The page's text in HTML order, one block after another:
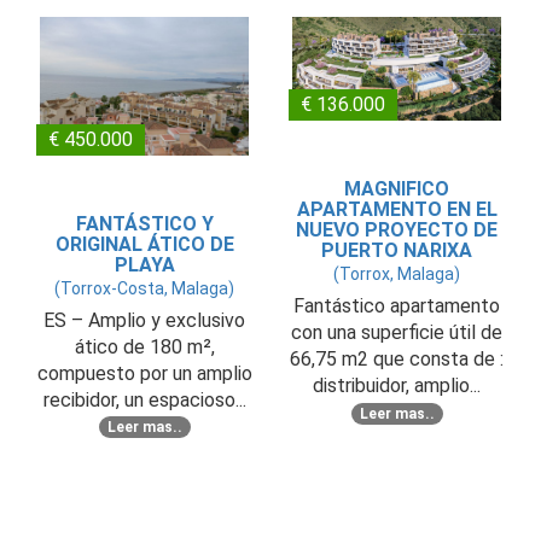
€ 450.000
FANTÁSTICO Y
ORIGINAL ÁTICO DE
PLAYA
(Torrox-Costa, Malaga)
ES – Amplio y exclusivo
ático de 180 m²,
compuesto por un amplio
recibidor, un espacioso...
Leer mas..
€ 136.000
MAGNIFICO
APARTAMENTO EN EL
NUEVO PROYECTO DE
PUERTO NARIXA
(Torrox, Malaga)
Fantástico apartamento
con una superficie útil de
66,75 m2 que consta de :
distribuidor, amplio...
Leer mas..